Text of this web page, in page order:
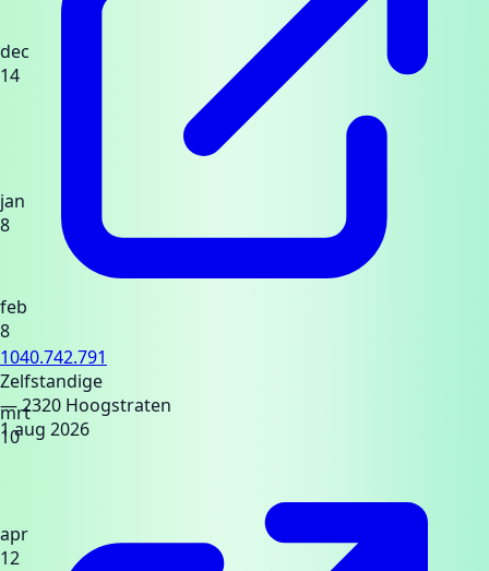
dec
14
jan
8
feb
8
mrt
10
apr
12
1040.742.791
Zelfstandige
— 2320 Hoogstraten
1 aug 2026